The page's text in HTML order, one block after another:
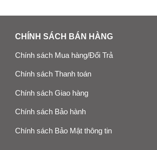
CHÍNH SÁCH BÁN HÀNG
Chính sách Mua hàng/Đổi Trả
Chính sách Thanh toán
Chính sách Giao hàng
Chính sách Bảo hành
Chính sách Bảo Mật thông tin